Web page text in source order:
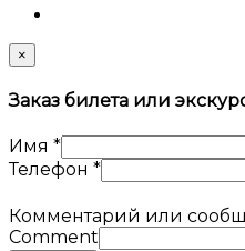
×
Заказ билета или
Имя *
Телефон *
Комментарий или
Comment